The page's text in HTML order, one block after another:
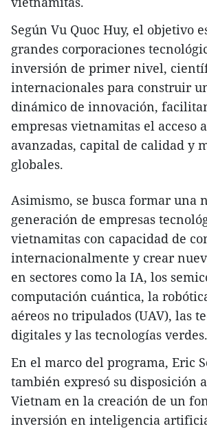
Según Vu Quoc Huy, el objetivo
grandes corporaciones
inversión de primer nivel,
internacionales para construir
dinámico de innovación,
empresas vietnamitas el acceso
avanzadas, capital de calidad y
globales.
Asimismo, se busca formar una
generación de empresas
vietnamitas con capacidad de
internacionalmente y crear
en sectores como la IA, los
computación cuántica, la
aéreos no tripulados (UAV), las
digitales y las tecnologías verdes.
En el marco del programa, Eric
también expresó su disposición
Vietnam en la creación de un
inversión en inteligencia